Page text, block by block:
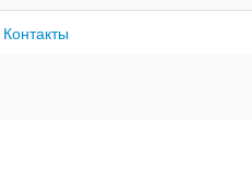
Контакты